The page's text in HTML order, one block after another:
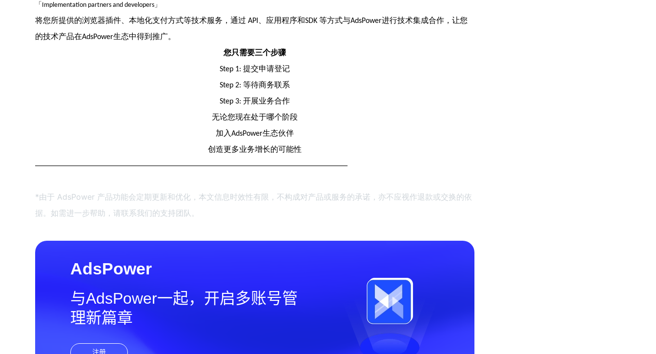
「 Implementation partners and developers 」
将您所提供的浏览器插件、本地化支付方式等技术服务，通过 API 、应用程序和SDK 等方式与AdsPower进行技术集成合作，让您
的技术产品在AdsPower生态中得到推广。
您只需要三个步骤
Step 1: 提交申请登记
Step 2: 等待商务联系
Step 3: 开展业务合作
无论您现在处于哪个阶段
加入AdsPower生态伙伴
创造更多业务增长的可能性
————————————————————————————————————————
*由于 AdsPower 产品功能会定期更新和优化，本文信息时效性有限，不构成对产品或服务的承诺，亦不应视作退款或交换的依
据。如需进一步帮助，请联系我们的支持团队。
AdsPower
与AdsPower一起，开启多账号管
理新篇章
注册